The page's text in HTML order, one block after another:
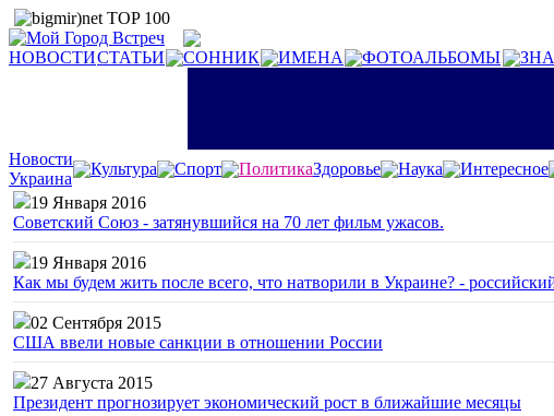
НОВОСТИСТАТЬИ СОННИК ИМЕНА ФОТОАЛЬБОМЫ
Новости
Украина
Культура Спорт ПолитикаЗдоровье Наука Интересное
19 Января 2016
Советский Союз - затянувшийся на 70 лет фильм ужасов.
19 Января 2016
Как мы будем жить после всего, что натворили в Украине? -
02 Сентября 2015
США ввели новые санкции в отношении России
27 Августа 2015
Президент прогнозирует экономический рост в ближайшие месяцы